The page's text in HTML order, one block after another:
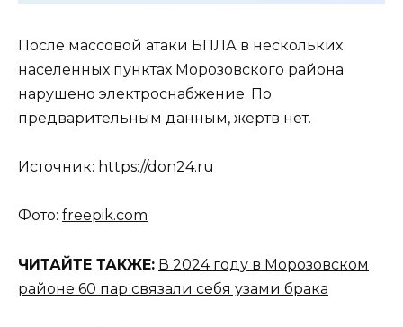
После массовой атаки БПЛА в нескольких
населенных пунктах Морозовского района
нарушено электроснабжение. По
предварительным данным, жертв нет.
Источник: https://don24.ru
Фото: freepik.com
ЧИТАЙТЕ ТАКЖЕ: В 2024 году в Морозовском
районе 60 пар связали себя узами брака